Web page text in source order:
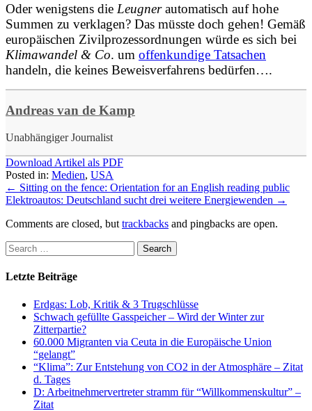
Oder wenigstens die Leugnerautomatisch auf hohe
Summen zu verklagen? Das müsste doch gehen! Gemäß
europäischen Zivilprozessordnungen würde es sich bei
Klimawandel & Co. um offenkundige Tatsachen
handeln, die keines Beweisverfahrens bedürfen….
Andreas van de Kamp
Unabhängiger Journalist
Download Artikel als PDF
Posted in: Medien, USA
← Sitting on the fence: Orientation for an English reading public
Elektroautos: Deutschland sucht drei weitere Energiewenden →
Comments are closed, but trackbacks and pingbacks are open.
Letzte Beiträge
Erdgas: Lob, Kritik & 3 Trugschlüsse
Schwach gefüllte Gasspeicher – Wird der Winter zur
Zitterpartie?
60.000 Migranten via Ceuta in die Europäische Union
“gelangt”
“Klima”: Zur Entstehung von CO2 in der Atmosphäre – Zitat
d. Tages
D: Arbeitnehmervertreter stramm für “Willkommenskultur” –
Zitat